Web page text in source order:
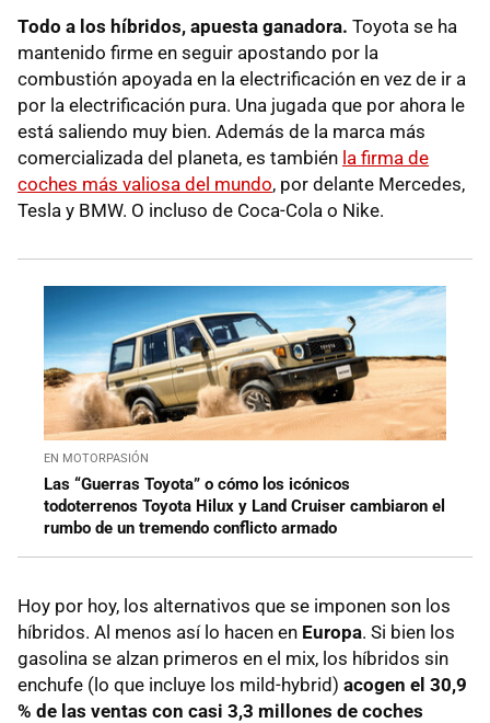
Todo a los híbridos, apuesta ganadora. Toyota se ha
mantenido firme en seguir apostando por la
combustión apoyada en la electrificación en vez de ir a
por la electrificación pura. Una jugada que por ahora le
está saliendo muy bien. Además de la marca más
comercializada del planeta, es también la firma de
coches más valiosa del mundo, por delante Mercedes,
Tesla y BMW. O incluso de Coca-Cola o Nike.
EN MOTORPASIÓN
Las “Guerras Toyota” o cómo los icónicos
todoterrenos Toyota Hilux y Land Cruiser cambiaron el
rumbo de un tremendo conflicto armado
Hoy por hoy, los alternativos que se imponen son los
híbridos. Al menos así lo hacen en Europa. Si bien los
gasolina se alzan primeros en el mix, los híbridos sin
enchufe (lo que incluye los mild-hybrid) acogen el 30,9
% de las ventas con casi 3,3 millones de coches